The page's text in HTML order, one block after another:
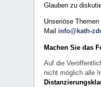
Glauben zu
Unseriöse
Mail info@kath-
Machen Sie das
Auf die
nicht möglich alle